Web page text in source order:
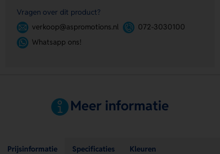
Vragen over dit product?
verkoop@aspromotions.nl
072-3030100
Whatsapp ons!
Meer informatie
Prijsinformatie Specificaties Kleuren